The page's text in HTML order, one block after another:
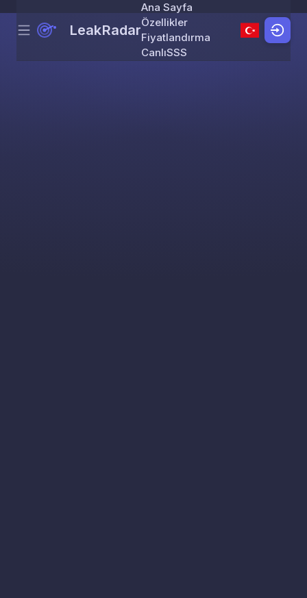
Skip to content
Menu LeakRadar
Ana Sayfa
Özellikler
Fiyatlandırma
CanlıSSS